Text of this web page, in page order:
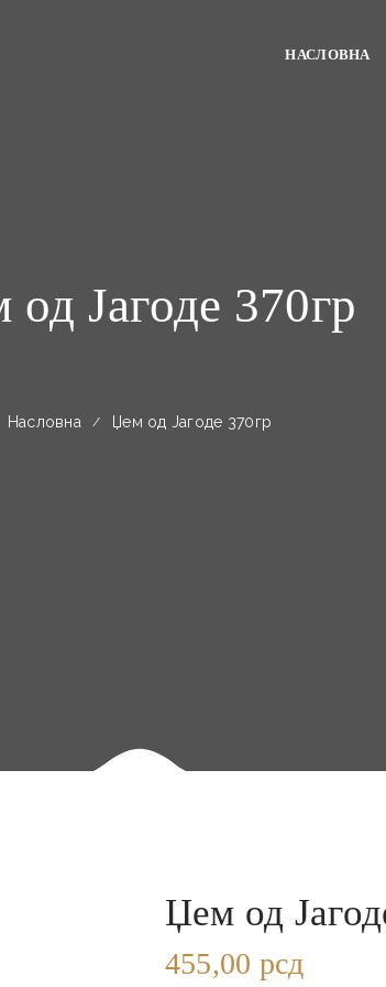
НАСЛОВНА
Јагоде 370гр
Насловна Џем од Јагоде 370гр
Џем од
455,00 рсд